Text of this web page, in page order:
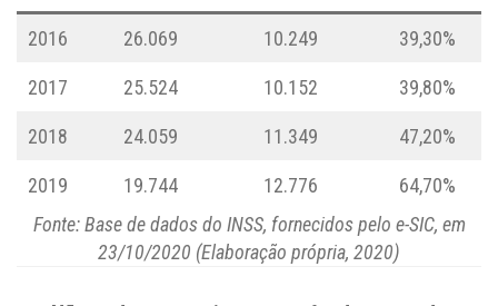
2016 26.069 10.249 39,30%
2017 25.524 10.152 39,80%
2018 24.059 11.349 47,20%
2019 19.744 12.776
64,70%
Fonte: Base de dados do INSS, fornecidos pelo e-SIC, em
23/10/2020 (Elaboração própria, 2020)